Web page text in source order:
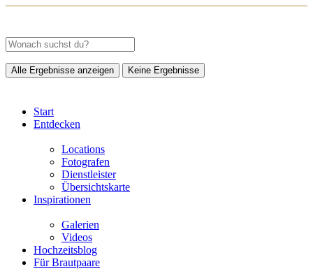
Alle Ergebnisse anzeigen Keine Ergebnisse
Start
Entdecken
Locations
Fotografen
Dienstleister
Übersichtskarte
Inspirationen
Galerien
Videos
Hochzeitsblog
Für Brautpaare